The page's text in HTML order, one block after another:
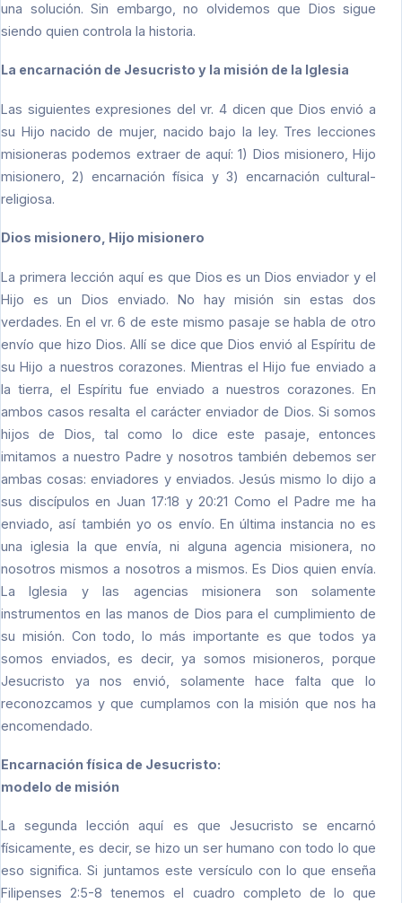
una solución. Sin embargo, no olvidemos que Dios sigue
siendo quien controla la historia.
La encarnación de Jesucristo y la misión de la Iglesia
Las siguientes expresiones del vr. 4 dicen que Dios envió a
su Hijo nacido de mujer, nacido bajo la ley. Tres lecciones
misioneras podemos extraer de aquí: 1) Dios misionero, Hijo
misionero, 2) encarnación física y 3) encarnación cultural-
religiosa.
Dios misionero, Hijo misionero
La primera lección aquí es que Dios es un Dios enviador y el
Hijo es un Dios enviado. No hay misión sin estas dos
verdades. En el vr. 6 de este mismo pasaje se habla de otro
envío que hizo Dios. Allí se dice que Dios envió al Espíritu de
su Hijo a nuestros corazones. Mientras el Hijo fue enviado a
la tierra, el Espíritu fue enviado a nuestros corazones. En
ambos casos resalta el carácter enviador de Dios. Si somos
hijos de Dios, tal como lo dice este pasaje, entonces
imitamos a nuestro Padre y nosotros también debemos ser
ambas cosas: enviadores y enviados. Jesús mismo lo dijo a
sus discípulos en Juan 17:18 y 20:21 Como el Padre me ha
enviado, así también yo os envío. En última instancia no es
una iglesia la que envía, ni alguna agencia misionera, no
nosotros mismos a nosotros a mismos. Es Dios quien envía.
La Iglesia y las agencias misionera son solamente
instrumentos en las manos de Dios para el cumplimiento de
su misión. Con todo, lo más importante es que todos ya
somos enviados, es decir, ya somos misioneros, porque
Jesucristo ya nos envió, solamente hace falta que lo
reconozcamos y que cumplamos con la misión que nos ha
encomendado.
Encarnación física de Jesucristo:
modelo de misión
La segunda lección aquí es que Jesucristo se encarnó
físicamente, es decir, se hizo un ser humano con todo lo que
eso significa. Si juntamos este versículo con lo que enseña
Filipenses 2:5-8 tenemos el cuadro completo de lo que